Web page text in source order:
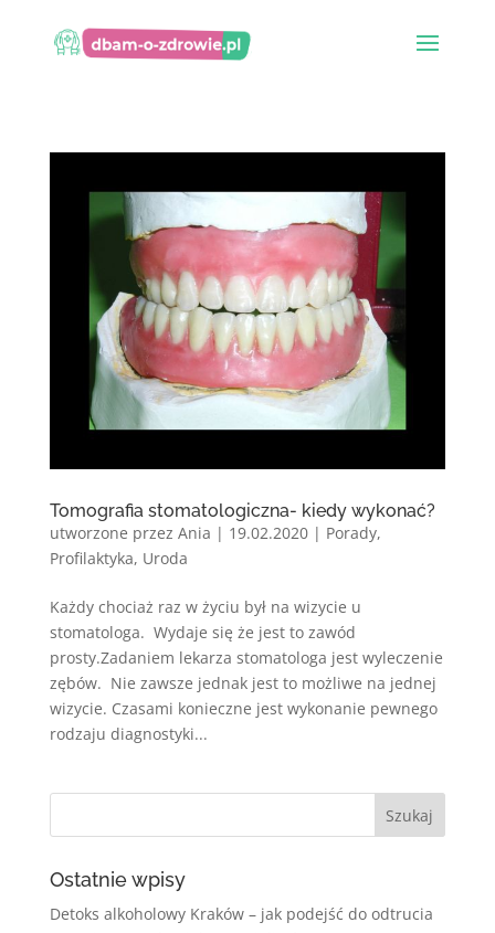
Tomografia stomatologiczna- kiedy wykonać?
utworzone przez Ania | 19.02.2020| Porady,
Profilaktyka, Uroda
Każdy chociaż raz w życiu był na wizycie u
stomatologa. Wydaje się że jest to zawód
prosty.Zadaniem lekarza stomatologa jest wyleczenie
zębów. Nie zawsze jednak jest to możliwe na jednej
wizycie. Czasami konieczne jest wykonanie pewnego
rodzaju diagnostyki...
Ostatnie wpisy
Detoks alkoholowy Kraków – jak podejść do odtrucia